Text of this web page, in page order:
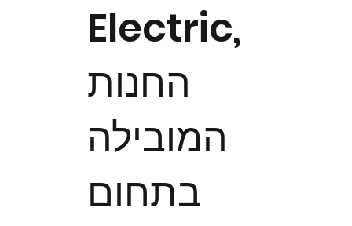
Electric,
החנות
המובילה
בתחום